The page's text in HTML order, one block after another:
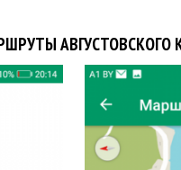
АВГУСТОВСКОГО